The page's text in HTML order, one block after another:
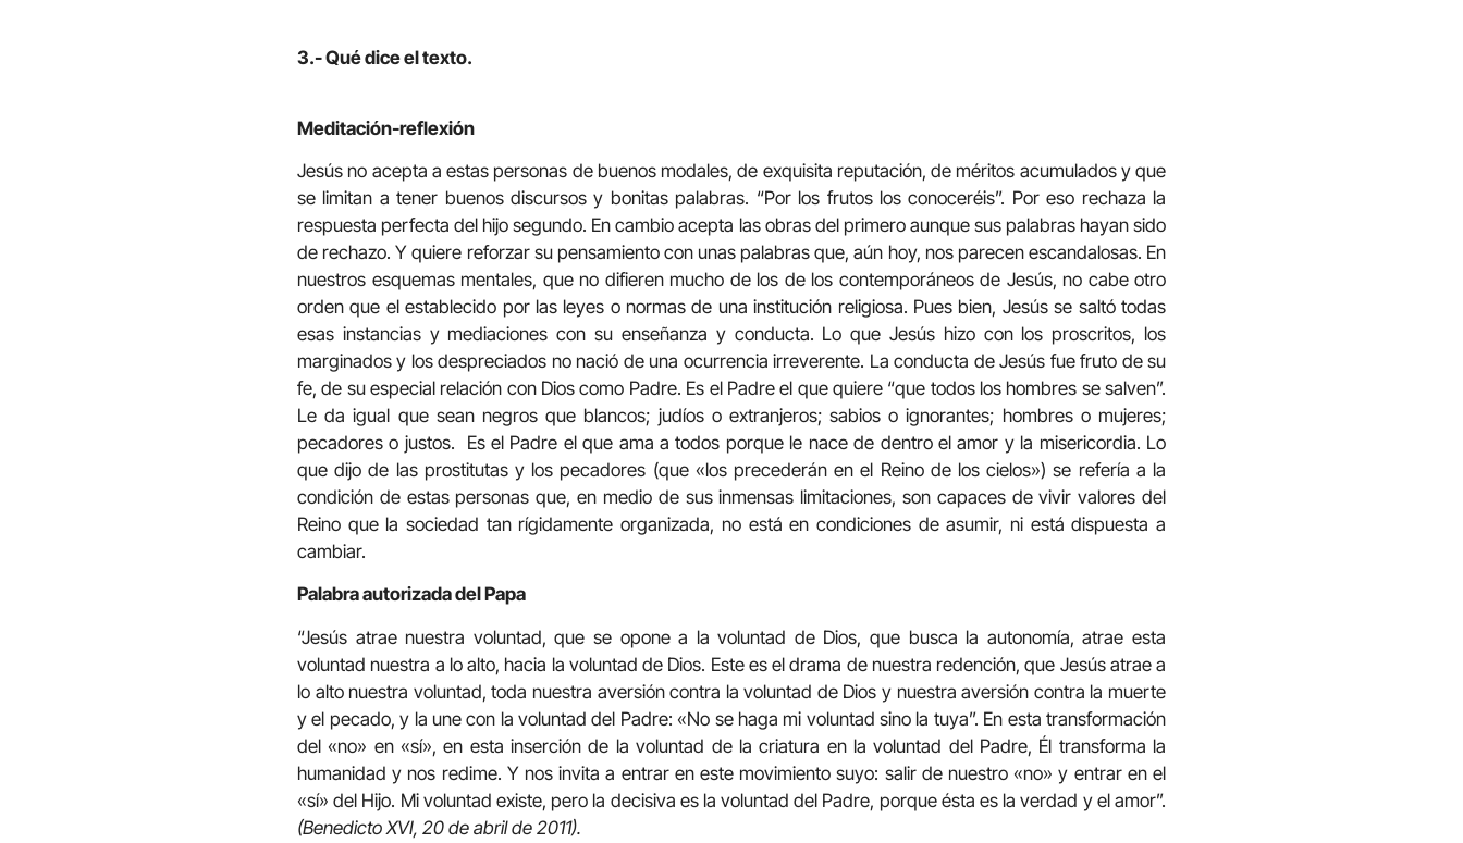
3.- Qué dice el texto.
Meditación-reflexión
Jesús no acepta a estas personas de buenos modales, de exquisita reputación, de méritos acumulados y que
se limitan a tener buenos discursos y bonitas palabras. “Por los frutos los conoceréis”. Por eso rechaza la
respuesta perfecta del hijo segundo. En cambio acepta las obras del primero aunque sus palabras hayan sido
de rechazo. Y quiere reforzar su pensamiento con unas palabras que, aún hoy, nos parecen escandalosas. En
nuestros esquemas mentales, que no difieren mucho de los de los contemporáneos de Jesús, no cabe otro
orden que el establecido por las leyes o normas de una institución religiosa. Pues bien, Jesús se saltó todas
esas instancias y mediaciones con su enseñanza y conducta. Lo que Jesús hizo con los proscritos, los
marginados y los despreciados no nació de una ocurrencia irreverente. La conducta de Jesús fue fruto de su
fe, de su especial relación con Dios como Padre. Es el Padre el que quiere “que todos los hombres se salven”.
Le da igual que sean negros que blancos; judíos o extranjeros; sabios o ignorantes; hombres o mujeres;
pecadores o justos. Es el Padre el que ama a todos porque le nace de dentro el amor y la misericordia. Lo
que dijo de las prostitutas y los pecadores (que «los precederán en el Reino de los cielos») se refería a la
condición de estas personas que, en medio de sus inmensas limitaciones, son capaces de vivir valores del
Reino que la sociedad tan rígidamente organizada, no está en condiciones de asumir, ni está dispuesta a
cambiar.
Palabra autorizada del Papa
“Jesús atrae nuestra voluntad, que se opone a la voluntad de Dios, que busca la autonomía, atrae esta
voluntad nuestra a lo alto, hacia la voluntad de Dios. Este es el drama de nuestra redención, que Jesús atrae a
lo alto nuestra voluntad, toda nuestra aversión contra la voluntad de Dios y nuestra aversión contra la muerte
y el pecado, y la une con la voluntad del Padre: «No se haga mi voluntad sino la tuya”. En esta transformación
del «no» en «sí», en esta inserción de la voluntad de la criatura en la voluntad del Padre, Él transforma la
humanidad y nos redime. Y nos invita a entrar en este movimiento suyo: salir de nuestro «no» y entrar en el
«sí» del Hijo. Mi voluntad existe, pero la decisiva es la voluntad del Padre, porque ésta es la verdad y el amor”.
(Benedicto XVI, 20 de abril de 2011).